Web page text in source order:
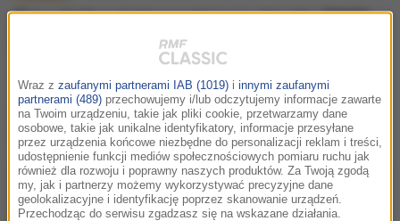
Specjalna internetowa stacja FMF
środa, 13 maja 2026 (15:53)
W stacji FMF Classic fani muzyki filmowej znajdą m.in.
kompozycje bohaterów tegorocznej edycji.
Wraz z zaufanymi partnerami IAB (1019) i innymi zaufanymi
partnerami (489) przechowujemy i/lub odczytujemy informacje zawarte
na Twoim urządzeniu, takie jak pliki cookie, przetwarzamy dane
osobowe, takie jak unikalne identyfikatory, informacje przesyłane
przez urządzenia końcowe niezbędne do personalizacji reklam i treści,
udostępnienie funkcji mediów społecznościowych pomiaru ruchu jak
również dla rozwoju i poprawny naszych produktów. Za Twoją zgodą
my, jak i partnerzy możemy wykorzystywać precyzyjne dane
geolokalizacyjne i identyfikację poprzez skanowanie urządzeń.
Przechodząc do serwisu zgadzasz się na wskazane działania.